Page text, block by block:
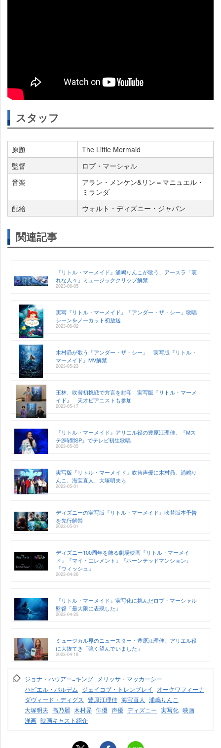
スタッフ
原題
The Little Mermaid
監督
ロブ・マーシャル
音楽
アラン・メンケン&リン＝マニュエル・
ミランダ
配給
ウォルト・ディズニー・ジャパン
関連記事
『リトル・マーメイド』浦嶋りんこが歌う、アースラ「哀
れな人々」ミュージッククリップ解禁
2023-06-05
実写『リトル・マーメイド』「アンダー・ザ・シー」歌唱
シーンをノーカット初放送
2023-06-02
木村昴が歌う「アンダー・ザ・シー」 実写版『リトル・
マーメイド』MV解禁
2023-05-23
王林、吹替初挑戦で方言を封印 実写版『リトル・マーメ
イド』 天才ピアニストも参加
2023-05-17
『リトル・マーメイド』アリエル役の豊原江理佳、『Mス
テ2時間SP』でテレビ初生歌唱
2023-05-05
実写版『リトル・マーメイド』吹替声優に木村昴、浦嶋り
んこ、海宝直人、大塚明夫ら
2023-05-01
ディズニーの実写版『リトル・マーメイド』吹替版本予告
を先行解禁
2023-05-01
ディズニー100周年を飾る劇場映画『リトル・マーメイ
ド』『マイ・エレメント』『ホーンテッドマンション』
『ウィッシュ』
2023-04-26
『リトル・マーメイド』実写化に挑んだロブ・マーシャル
監督「最大限に表現した」
2023-04-25
ミュージカル界のニュースター・豊原江理佳、アリエル役
に大抜てき「強く望んでいました」
2023-04-18
ジョナ・ハウアー=キング
メリッサ・マッカーシー
ハビエル・バルデム ジェイコブ・トレンブレイ
オークワフィーナ
ダヴィード・ディグス
豊原江理佳 海宝直人
浦嶋りんこ
大塚明夫 高乃麗 木村昴 俳優 声優 ディズニー 実写化 映画
洋画 映画キャスト紹介